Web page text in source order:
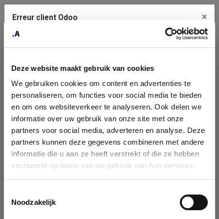
Deze website maakt gebruik van cookies
We gebruiken cookies om content en advertenties te
personaliseren, om functies voor social media te bieden
en om ons websiteverkeer te analyseren. Ook delen we
informatie over uw gebruik van onze site met onze
partners voor social media, adverteren en analyse. Deze
partners kunnen deze gegevens combineren met andere
informatie die u aan ze heeft verstrekt of die ze hebben
verzameld op basis van uw gebruik van hun services.
Noodzakelijk
Identification
de
l'entreprise
Please fill in your company details
form. If you don't find your company in our database, you can create
a new company record with the button below.
Erreur client Odoo ×
Une erreur s'est produite
Utilisez le bouton Copier pour reporter cette erreur à votre
service de support.
Voir les détails
Ok